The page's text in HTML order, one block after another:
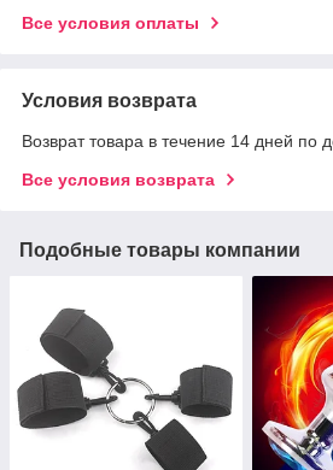
Все условия оплаты
Условия возврата
Возврат товара в течение 14 дней по
Все условия возврата
Подобные товары компании